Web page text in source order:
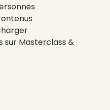
sur Masterclass &